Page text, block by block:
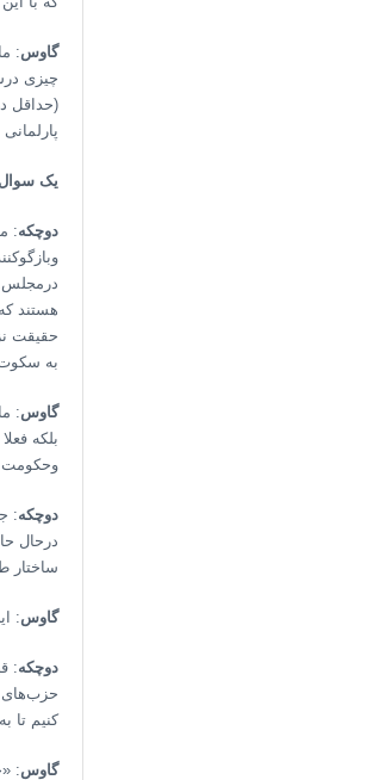
گاوس:
چیزی
(حداقل
یک
دوچکه:
درمجلس.
هستند
حقیقت
به سکوت
گاوس:
بلکه
وحکومت
دوچکه:
درحال
ساختار
گاوس:
دوچکه:
حزب‌های
کنیم تا
گاوس: